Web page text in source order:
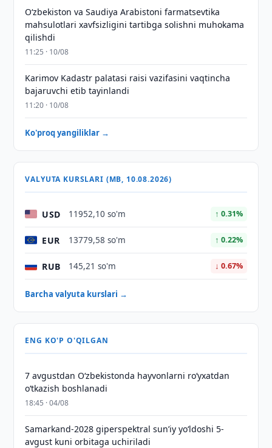
Oʻzbekiston va Saudiya Arabistoni farmatsevtika
mahsulotlari xavfsizligini tartibga solishni muhokama
qilishdi
11:25 · 10/08
Karimov Kadastr palatasi raisi vazifasini vaqtincha
bajaruvchi etib tayinlandi
11:20 · 10/08
Ko'proq yangiliklar →
VALYUTA KURSLARI (MB, 10.08.2026)
USD 11952,10 so'm ↑ 0.31%
EUR 13779,58 so'm ↑ 0.22%
RUB 145,21 so'm ↓ 0.67%
Barcha valyuta kurslari →
ENG KO'P O'QILGAN
7 avgustdan O‘zbekistonda hayvonlarni ro‘yxatdan
o‘tkazish boshlanadi
18:45 · 04/08
Samarkand-2028 giperspektral sun’iy yo‘ldoshi 5-
avgust kuni orbitaga uchiriladi